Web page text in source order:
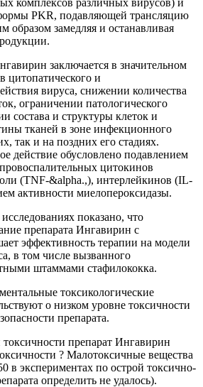
PKR, подавляющей трансляцию
образом замедляя и останавливая
заключается в значительном
цитопатического и
вируса, снижении количества
ограничении патологического
состава и структуры клеток и
тканей в зоне инфекционного
так и на поздних его стадиях.
действие обусловлено подавлением
цитокинов
(TNF-&alpha.,), интерлейкинов (IL-
активности миелопероксидазы.
показано, что
препарата Ингавирин с
эффективность терапии на модели
в том числе вызванного
штаммами стафилококка.
токсикологические
о низком уровне токсичности
препарата.
препарат Ингавирин
? Малотоксичные вещества
в экспериментах по острой токсично-
определить не удалось).